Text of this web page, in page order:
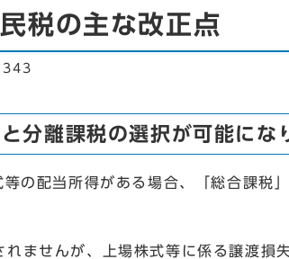
税の主な改正点
分離課税の選択が可能にな
配当所得がある場合、「総合課税
ませんが、上場株式等に係る譲渡損